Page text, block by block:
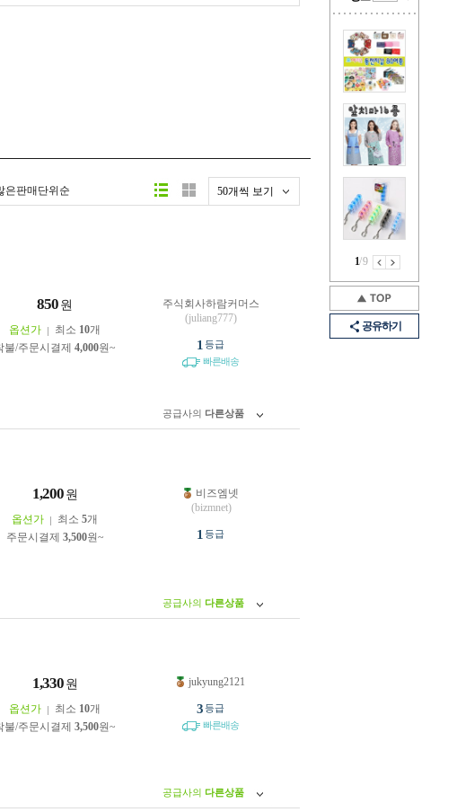
1/9
공유하기
은판매단위순 50개씩 보기
850 원
옵션가 최소 10개
불/주문시결제 4,000원~
주식회사하람커머스
(juliang777)
1 등급
빠른배송
공급사의 다른상품
1,200 원
옵션가 최소 5개
주문시결제 3,500원~
비즈엠넷
(bizmnet)
1 등급
공급사의 다른상품
1,330 원
옵션가 최소 10개
불/주문시결제 3,500원~
jukyung2121
3등급
빠른배송
공급사의 다른상품